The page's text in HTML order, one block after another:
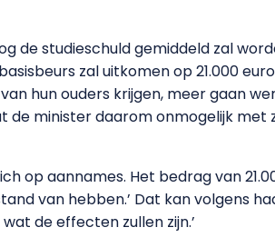
de studieschuld gemiddeld zal
zal uitkomen op 21.000
hun ouders krijgen, meer gaan
de minister daarom onmogelijk met
op aannames. Het bedrag van
van hebben.’ Dat kan volgens
de effecten zullen zijn.’